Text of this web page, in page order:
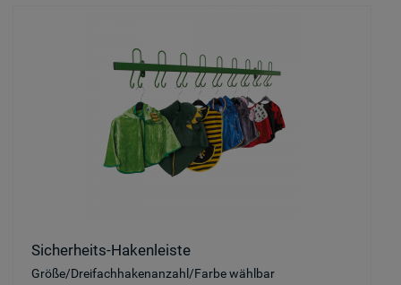
Sicherheits-Hakenleiste
Größe/Dreifachhakenanzahl/Farbe wählbar